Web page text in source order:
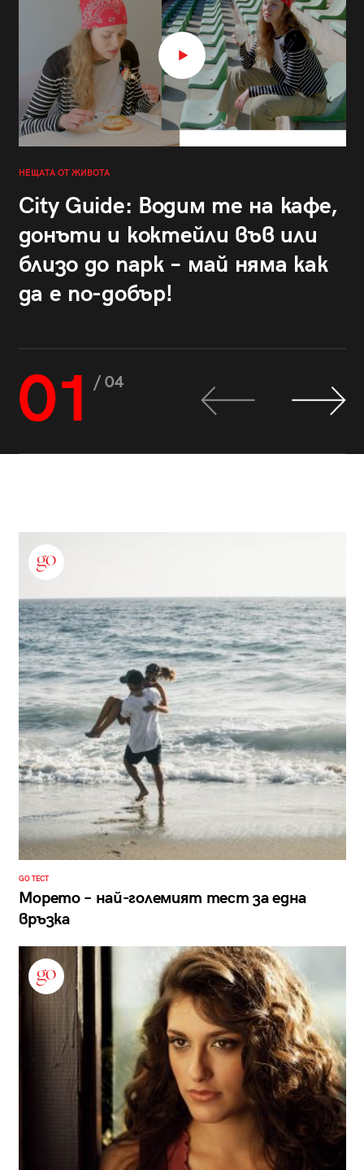
НЕЩАТА ОТ ЖИВОТА
City Guide: Водим те на кафе,
донъти и коктейли във или
близо до парк – май няма как
да е по-добър!
01 / 04
GO ТЕСТ
Морето – най-големият тест за една
връзка